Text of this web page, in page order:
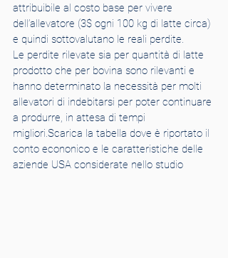
attribuibile al costo base per vivere
dell’allevatore (3$ ogni 100 kg di latte circa)
e quindi sottovalutano le reali perdite.
Le perdite rilevate sia per quantità di latte
prodotto che per bovina sono rilevanti e
hanno determinato la necessità per molti
allevatori di indebitarsi per poter continuare
a produrre, in attesa di tempi
migliori.Scarica la tabella dove è riportato il
conto econonico e le caratteristiche delle
aziende USA considerate nello studio